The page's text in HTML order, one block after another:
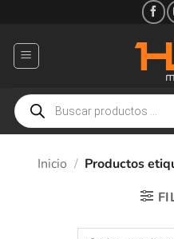
contenido
Búsqueda
de
productos
Inicio / Productos